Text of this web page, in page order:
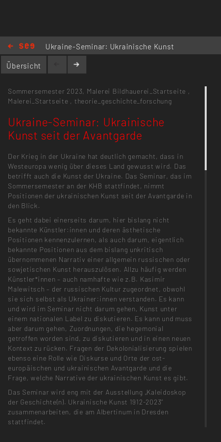
Ukraine-Seminar: Ukrainische Kunst
seit der Avantgarde
Übersicht
Sommersemester 2023, Malerei Bildhauerei_Startseite ,
Malerei_Startseite , theorie_geschichte_forschung
Ukraine-Seminar: Ukrainische
Kunst seit der Avantgarde
Der Krieg in der Ukraine hat deutlich gemacht, dass in
Westeuropa wenig über dieses Land gewusst wird. Das
betrifft auch die Kunst der Ukraine. Das Seminar, das im
Sommersemester an der KHB stattfindet, nimmt
Positionen der ukrainischen Kunst seit der Avantgarde in
den Blick.
Es geht dabei einerseits darum, hier bislang nicht
bekannte Künstler:innen und deren ästhetische
Positionen kennenzulernen, als auch darum, eigentlich
bekannte Positionen aus dem bislang unkritisch
übernommenen Narrativ einer allgemein russischen oder
sowjetischen Kunst herauszulösen. Allzu häufig werden
Künstler*innen – auch namhafte wie z.B. Kasimir
Malewitsch – der russischen Kultur zugeordnet, obwohl
sie sich selbst als Ukrainer:innen verstanden. Es kann
und wird im Seminar nicht darum gehen, Kunst unter
einem nationalen Label zu diskutieren. Es kann und muss
aber darum gehen, Zuordnungen, die hegemonial
getroffen worden sind, zu diskutieren und in einen neuen
Kontext zu rücken. Fragen der Dekolonialisierung spielen
ebenso eine Rolle wie Diskurse und Orte der ost-
europäischen und ukrainischen Avantgarde und die
Frage, welche Narrative der ukrainischen Kunst es gibt.
Das Seminar wird eng mit der Ausstellung „Kaleidoskop
der Geschichte(n). Ukrainische Kunst 1912-2023“
zusammenarbeiten, die am Albertinum in Dresden
stattfindet.